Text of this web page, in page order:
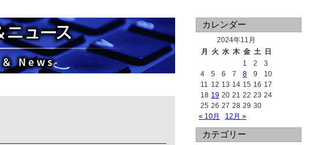
カレンダー
2024年11月
月
火 水 木 金 土
日
1
2
3
4
5 6 7 8 9
10
11 12 13 14 15 16 17
18 19 20 21 22 23 24
25 26 27 28 29 30
« 10月
12月 »
カテゴリー